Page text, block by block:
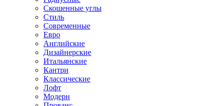
Скошенные углы
Стиль
Современные
Евро
Английские
Дизайнерские
Итальянские
Кантри
Классические
Лофт
Модерн